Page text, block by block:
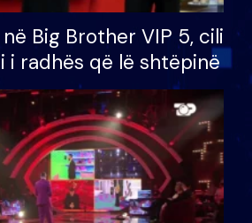
Big Brother VIP 5, cili
i radhës që lë shtëpinë